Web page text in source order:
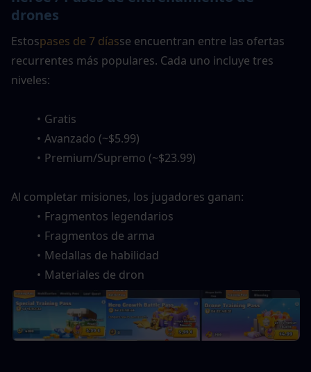
drones
Estospases de 7 díasse encuentran entre las ofertas
recurrentes más populares. Cada uno incluye tres
niveles:
Gratis
Avanzado (~$5.99)
Premium/Supremo (~$23.99)
Al completar misiones, los jugadores ganan:
Fragmentos legendarios
Fragmentos de arma
Medallas de habilidad
Materiales de dron